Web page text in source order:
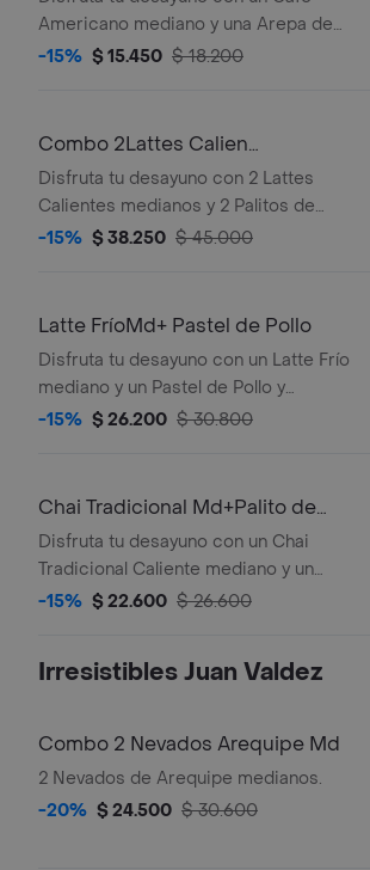
Americano mediano y una Arepa de
queso.
-15% $ 15.450 $ 18.200
Combo 2Lattes Calien
Md+2Palitosde Queso
Disfruta tu desayuno con 2 Lattes
Calientes medianos y 2 Palitos de
Queso.
-15% $ 38.250 $ 45.000
Latte FríoMd+ Pastel de Pollo
Disfruta tu desayuno con un Latte Frío
mediano y un Pastel de Pollo y
Champiñones.
-15% $ 26.200 $ 30.800
Chai Tradicional Md+Palito de
Queso
Disfruta tu desayuno con un Chai
Tradicional Caliente mediano y un
Palito de Queso.
-15% $ 22.600 $ 26.600
Irresistibles Juan Valdez
Combo 2 Nevados Arequipe Md
2 Nevados de Arequipe medianos.
-20% $ 24.500 $ 30.600